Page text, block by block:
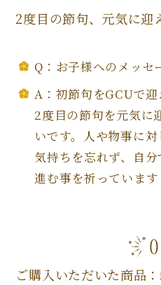
2度目の節句、元気に迎
Q：お子様へのメッセ
A：初節句をGCUで迎
2度目の節句を元気に
いです。人や物事に
気持ちを忘れず、自
進む事を祈っています
ご購入いただいた商品